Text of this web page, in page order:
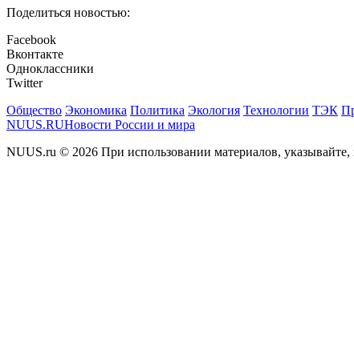
Поделиться новостью:
Facebook
Вконтакте
Одноклассники
Twitter
Общество Экономика Политика Экология Технологии ТЭК
NUUS.RUНовости России и мира
NUUS.ru © 2026 При использовании материалов,